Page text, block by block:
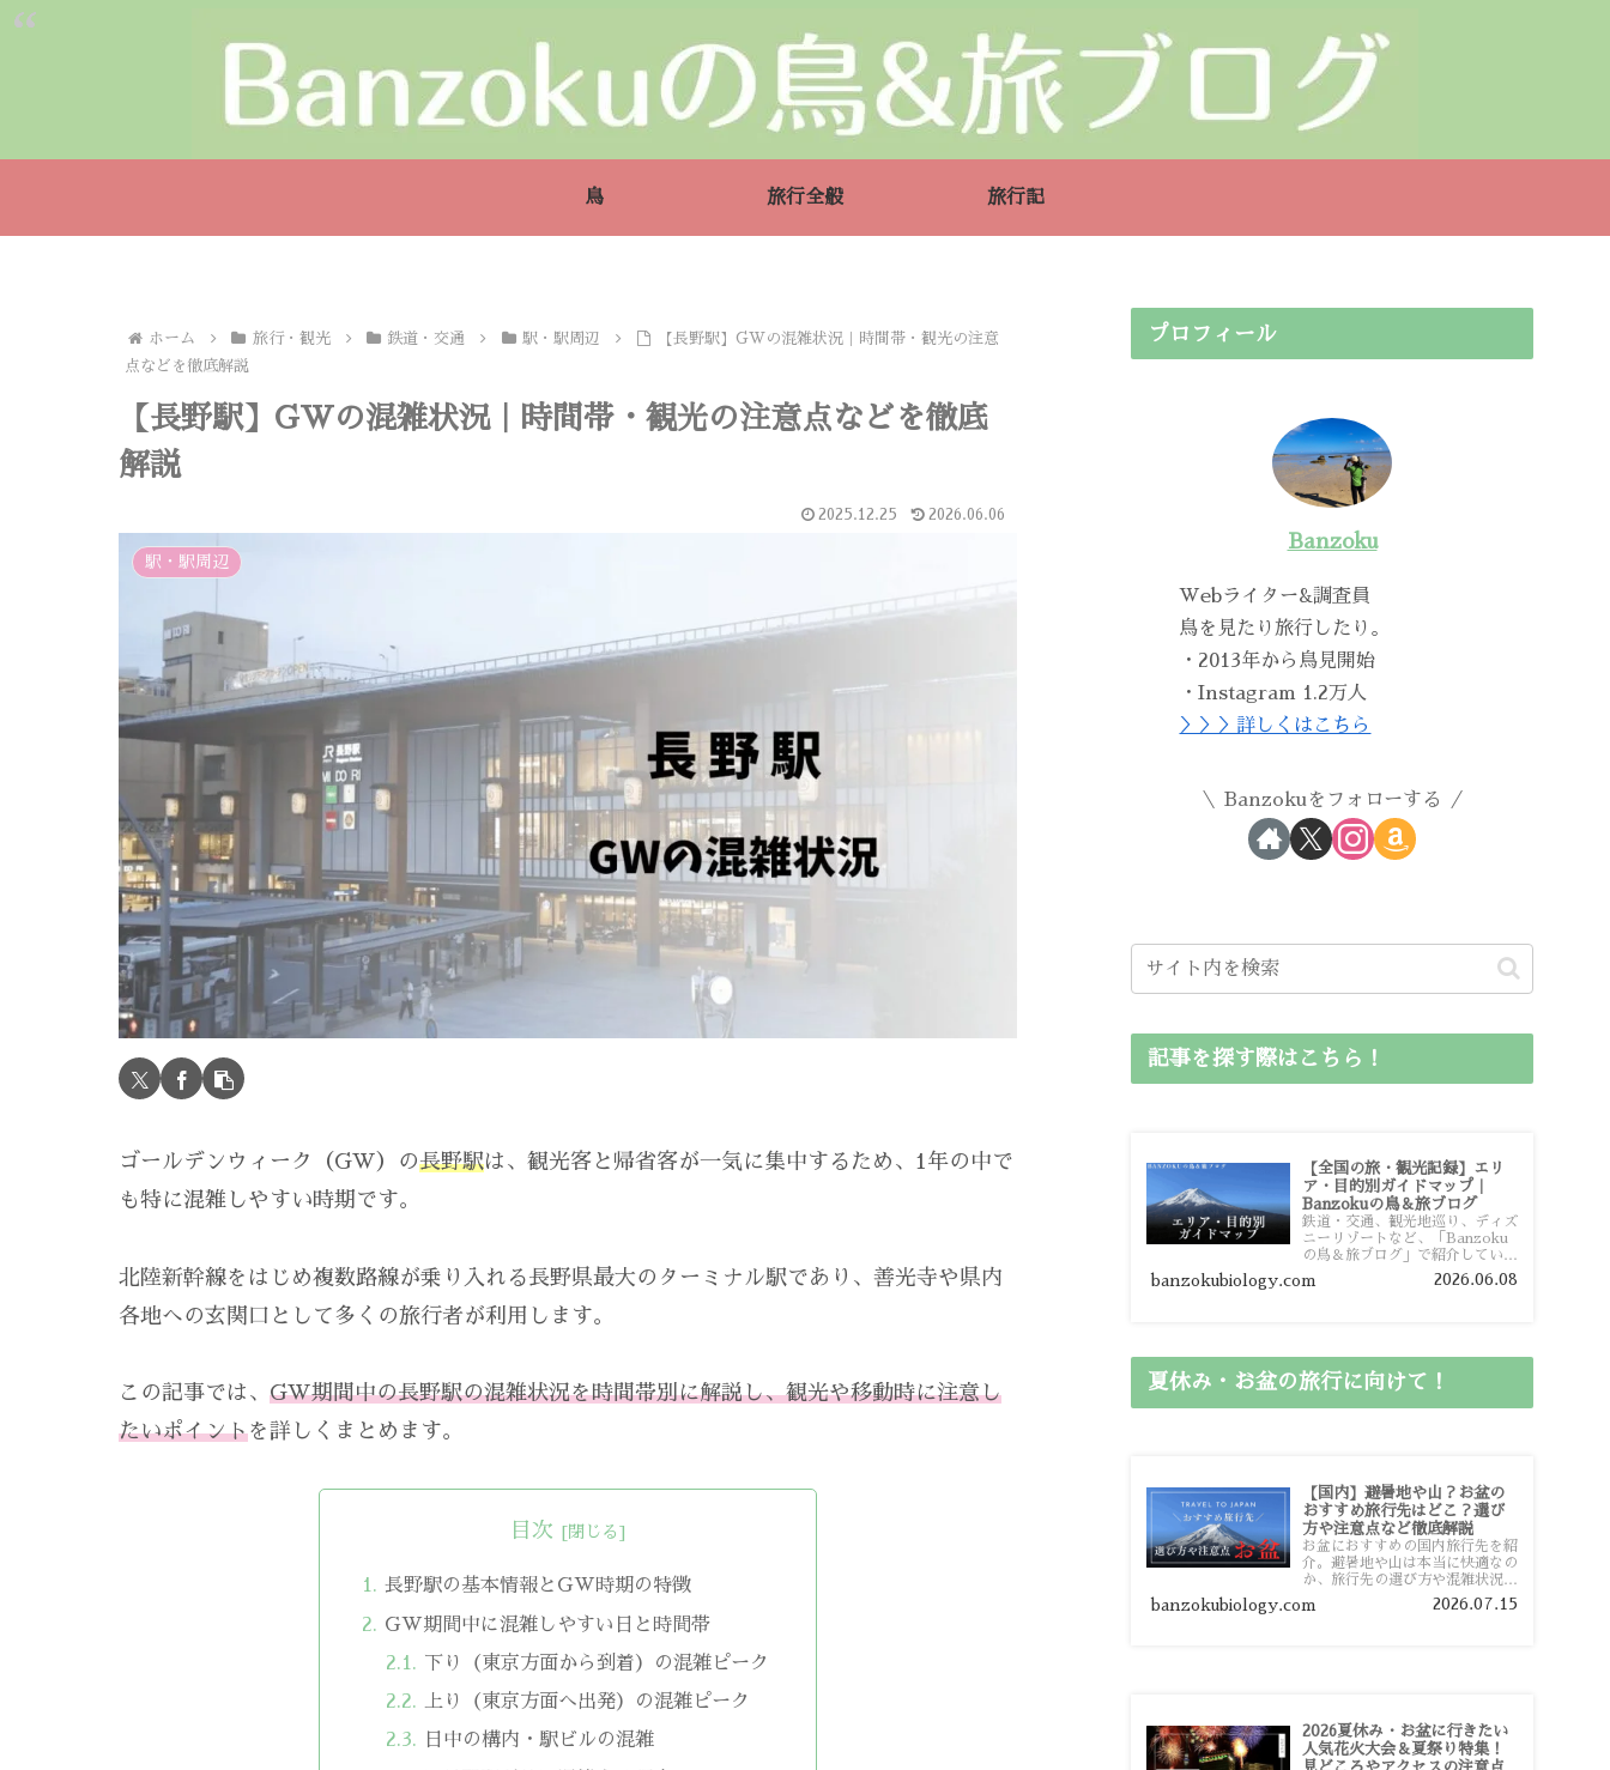
鳥 旅行全般 旅行記
ホーム 旅行・観光 鉄道・交通 駅・駅周辺
【長野駅】GWの混雑状況｜時間帯・観光の注意
点などを徹底解説
【長野駅】GWの混雑状況｜時間帯・観光の注意点などを徹底
解説
2025.12.25 2026.06.06
駅・駅周辺
ゴールデンウィーク（GW）の長野駅は、観光客と帰省客が一気に集中するため、1年の中で
も特に混雑しやすい時期です。
北陸新幹線をはじめ複数路線が乗り入れる長野県最大のターミナル駅であり、善光寺や県内
各地への玄関口として多くの旅行者が利用します。
この記事では、 GW期間中の長野駅の混雑状況を時間帯別に解説し、観光や移動時に注意し
たいポイントを詳しくまとめます。
目次
長野駅の基本情報とGW時期の特徴
GW期間中に混雑しやすい日と時間帯
下り（東京方面から到着）の混雑ピーク
上り（東京方面へ出発）の混雑ピーク
日中の構内・駅ビルの混雑
プロフィール
Banzoku
Webライター&調査員
鳥を見たり旅行したり。
・2013年から鳥見開始
・Instagram 1.2万人
＞＞＞詳しくはこちら
Banzokuをフォローする
記事を探す際はこちら！
【全国の旅・観光記録】エリ
ア・目的別ガイドマップ｜
Banzokuの鳥＆旅ブログ
鉄道・交通、観光地巡り、ディズ
ニーリゾートなど、「Banzoku
の鳥＆旅ブログ」で紹介している
全国の旅行・観光記録をエリアや
目的別に整理しました。あなたが
banzokubiology.com 2026.06.08
夏休み・お盆の旅行に向けて！
【国内】避暑地や山？お盆の
おすすめ旅行先はどこ？選び
方や注意点など徹底解説
お盆におすすめの国内旅行先を紹
介。避暑地や山は本当に快適なの
か、旅行先の選び方や混雑状況、
注意点、比較的混雑を避けやすい
おすすめスポットまで旅行前に役
banzokubiology.com 2026.07.15
2026夏休み・お盆に行きたい
人気花火大会＆夏祭り特集！
見どころやアクセスの注意点